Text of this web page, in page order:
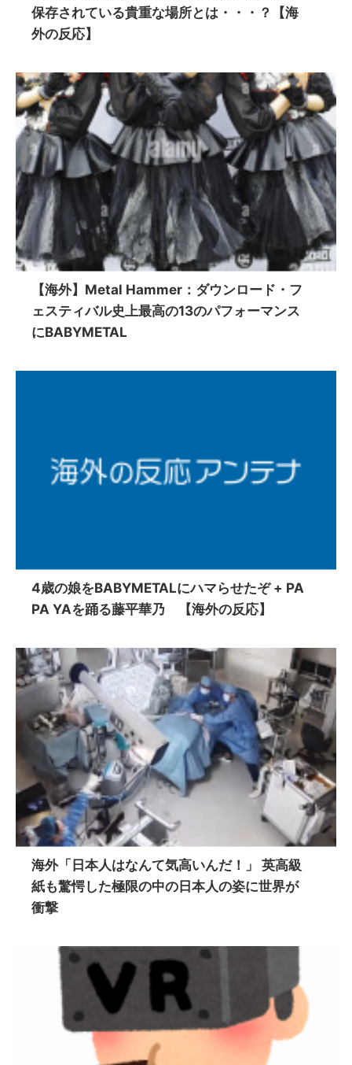
保存されている貴重な場所とは・・・？【海
外の反応】
【海外】Metal Hammer：ダウンロード・フ
ェスティバル史上最高の13のパフォーマンス
にBABYMETAL
4歳の娘をBABYMETALにハマらせたぞ + PA
PA YAを踊る藤平華乃 【海外の反応】
海外「日本人はなんて気高いんだ！」 英高級
紙も驚愕した極限の中の日本人の姿に世界が
衝撃